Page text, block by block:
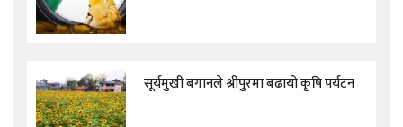
सूर्यमुखी बगानले श्रीपुरमा बढायो कृषि पर्यटन